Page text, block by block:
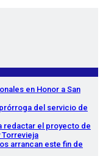
en Honor a San
prórroga del servicio de
redactar el proyecto de
Torrevieja
arrancan este fin de